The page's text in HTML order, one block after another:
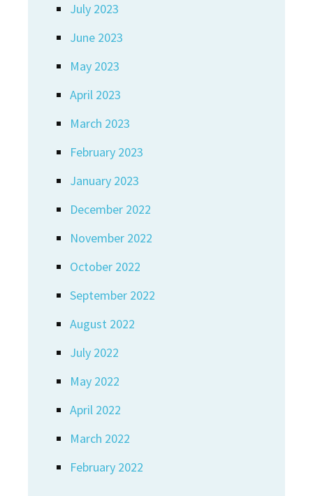
July 2023
June 2023
May 2023
April 2023
March 2023
February 2023
January 2023
December 2022
November 2022
October 2022
September 2022
August 2022
July 2022
May 2022
April 2022
March 2022
February 2022